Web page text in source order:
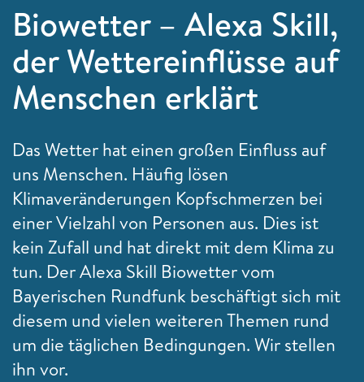
Biowetter – Alexa Skill,
der Wettereinflüsse auf
Menschen erklärt
Das Wetter hat einen großen Einfluss auf
uns Menschen. Häufig lösen
Klimaveränderungen Kopfschmerzen bei
einer Vielzahl von Personen aus. Dies ist
kein Zufall und hat direkt mit dem Klima zu
tun. Der Alexa Skill Biowetter vom
Bayerischen Rundfunk beschäftigt sich mit
diesem und vielen weiteren Themen rund
um die täglichen Bedingungen. Wir stellen
ihn vor.